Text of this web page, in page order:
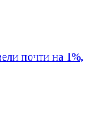
почти на 1%,